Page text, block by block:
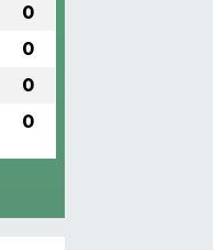
0
0
0
0